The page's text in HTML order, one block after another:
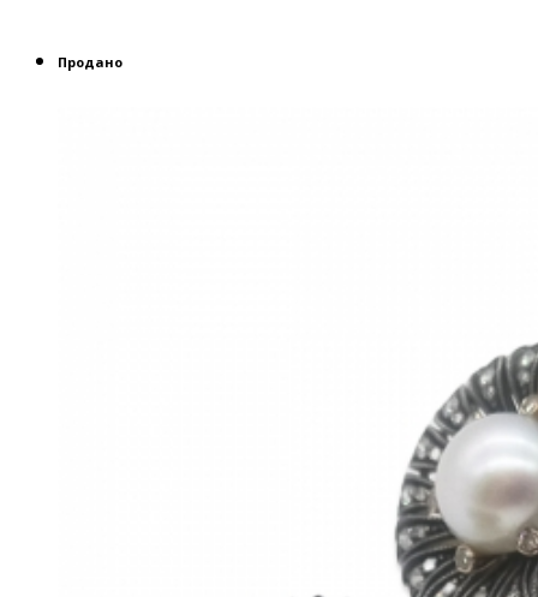
Продано